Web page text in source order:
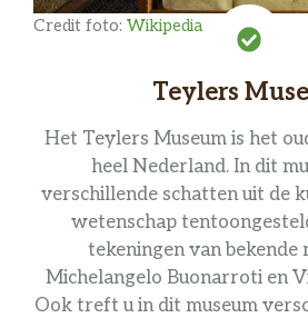
Credit foto: Wikipedia
Teylers
Het Teylers Museum is het
heel Nederland. In dit
verschillende schatten uit de
wetenschap
tekeningen van bekende
Michelangelo Buonarroti en
Ook treft u in dit museum